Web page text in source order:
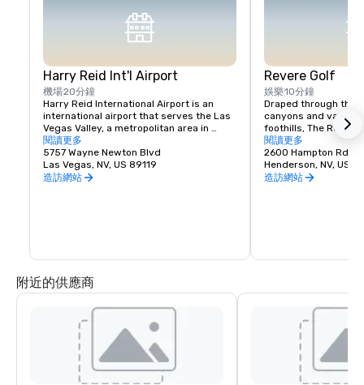
Harry Reid Int'l Airport
機場20分鐘
Harry Reid International Airport is an
international airport that serves the Las
Vegas Valley, a metropolitan area in
Nevada, United States.
閱讀更多
5757 Wayne Newton Blvd
Las Vegas, NV, US 89119
造訪網站
Revere Golf
娛樂10分鐘
Draped through the
canyons and valleys
foothills, The Revere
unending, awe-
Vegas Skyline and
and the Lexington’s
par-72 layout will
options to
閱讀更多
2600 Hampton Rd
Henderson, NV, US
造訪網站
附近的供應商